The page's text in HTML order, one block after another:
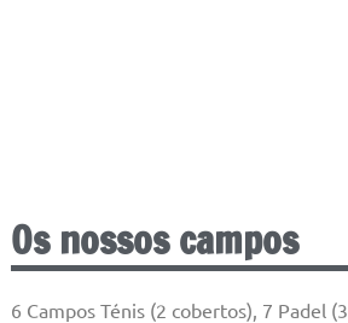
Os nossos campos
6 Campos Ténis (2 cobertos), 7 Padel (3